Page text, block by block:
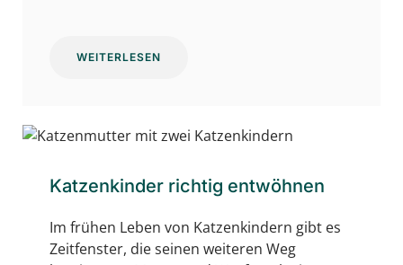
WEITERLESEN
Katzenkinder richtig entwöhnen
Im frühen Leben von Katzenkindern gibt es
Zeitfenster, die seinen weiteren Weg